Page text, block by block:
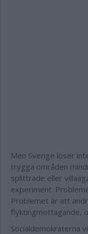
Men Sverige löser
trygga områden
splittrade eller
experiment.
Problemet är att
flyktingmottagande,
Socialdemokraterna